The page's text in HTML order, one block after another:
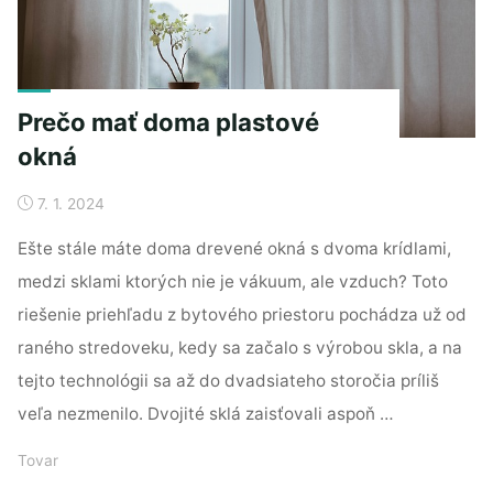
Prečo mať doma plastové
okná
7. 1. 2024
Ešte stále máte doma drevené okná s dvoma krídlami,
medzi sklami ktorých nie je vákuum, ale vzduch? Toto
riešenie priehľadu z bytového priestoru pochádza už od
raného stredoveku, kedy sa začalo s výrobou skla, a na
tejto technológii sa až do dvadsiateho storočia príliš
veľa nezmenilo. Dvojité sklá zaisťovali aspoň …
Tovar